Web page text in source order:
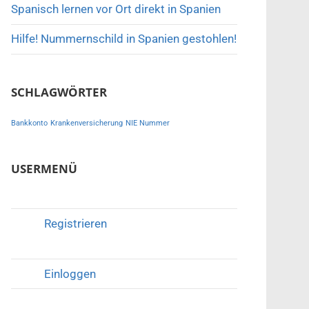
Spanisch lernen vor Ort direkt in Spanien
Hilfe! Nummernschild in Spanien gestohlen!
SCHLAGWÖRTER
Bankkonto Krankenversicherung NIE Nummer
USERMENÜ
Registrieren
Einloggen